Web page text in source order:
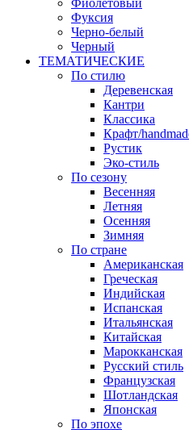
Фиолетовый
Фуксия
Черно-белый
Черный
ТЕМАТИЧЕСКИЕ
По стилю
Деревенская
Кантри
Классика
Крафт/
Рустик
Эко-стиль
По сезону
Весенняя
Летняя
Осенняя
Зимняя
По стране
Американская
Греческая
Индийская
Испанская
Итальянская
Китайская
Марокканская
Русский стиль
Французская
Шотландская
Японская
По эпохе